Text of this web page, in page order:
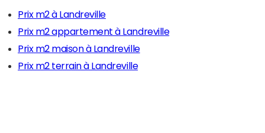
Prix m2 à Landreville
Prix m2 appartement à Landreville
Prix m2 maison à Landreville
Prix m2 terrain à Landreville